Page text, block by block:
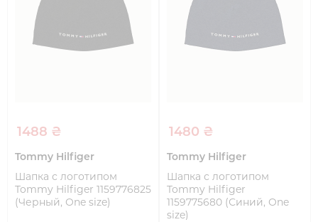
1488 ₴
Tommy Hilfiger
Шапка с логотипом
Tommy Hilfiger 1159776825
(Черный, One size)
1480 ₴
Tommy Hilfiger
Шапка с логотипом
Tommy Hilfiger
1159775680 (Синий, One
size)